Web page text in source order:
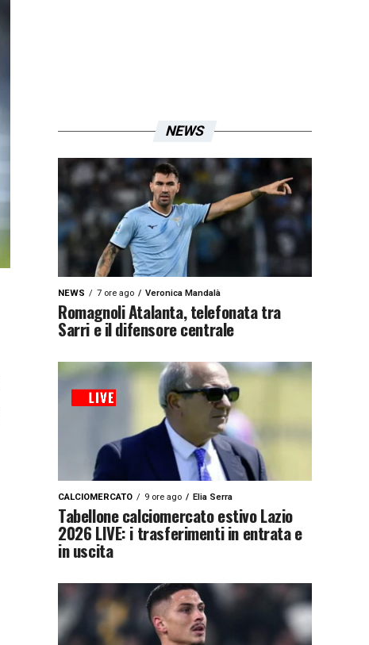
NEWS
NEWS 7 ore ago Veronica Mandalà
Romagnoli Atalanta, telefonata tra
Sarri e il difensore centrale
CALCIOMERCATO 9 ore ago Elia Serra
Tabellone calciomercato estivo Lazio
2026 LIVE: i trasferimenti in entrata e
in uscita